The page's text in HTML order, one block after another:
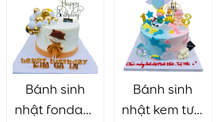
Bánh sinh
nhật fondant
Bánh sinh
nhật kem tươi